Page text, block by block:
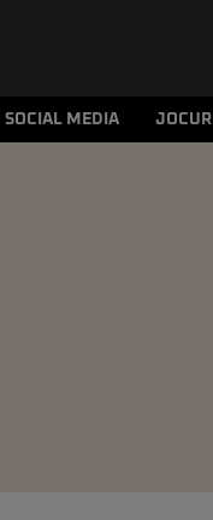
SOCIAL MEDIA JOCURI